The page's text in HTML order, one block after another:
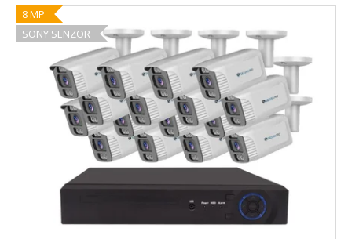
V
ý
8 MP
SONY SENZOR